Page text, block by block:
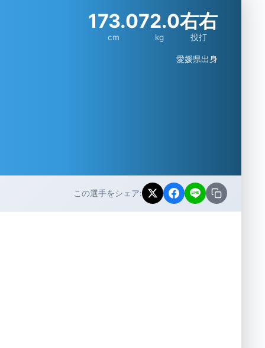
173.0
cm
72.0
kg
右右
投打
愛媛県出身
この選手をシェア: